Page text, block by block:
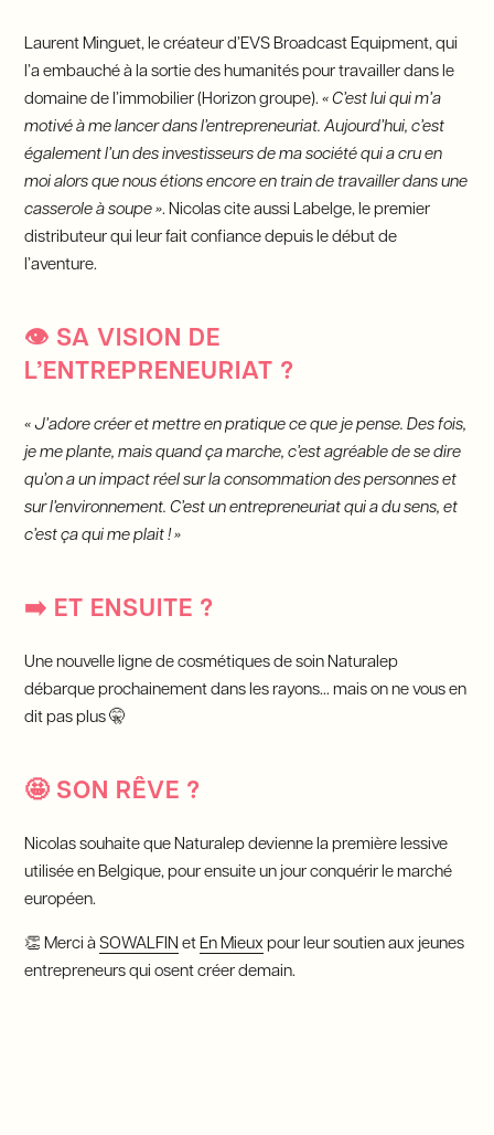
Laurent Minguet, le créateur d’EVS Broadcast Equipment, qui
l’a embauché à la sortie des humanités pour travailler dans le
domaine de l’immobilier (Horizon groupe).« C’est lui qui m’a
motivé à me lancer dans l’entrepreneuriat. Aujourd’hui, c’est
également l’un des investisseurs de ma société qui a cru en
moi alors que nous étions encore en train de travailler dans une
casserole à soupe ». Nicolas cite aussi Labelge, le premier
distributeur qui leur fait confiance depuis le début de
l’aventure.
👁 SA VISION DE
L’ENTREPRENEURIAT ?
« J’adore créer et mettre en pratique ce que je pense. Des fois,
je me plante, mais quand ça marche, c’est agréable de se dire
qu’on a un impact réel sur la consommation des personnes et
sur l’environnement. C’est un entrepreneuriat qui a du sens, et
c’est ça qui me plait ! »
➡️ ET ENSUITE ?
Une nouvelle ligne de cosmétiques de soin Naturalep
débarque prochainement dans les rayons… mais on ne vous en
dit pas plus 🤫
🤩 SON RÊVE ?
Nicolas souhaite que Naturalep devienne la première lessive
utilisée en Belgique, pour ensuite un jour conquérir le marché
européen.
👏 Merci àSOWALFIN etEn Mieux pour leur soutien aux jeunes
entrepreneurs qui osent créer demain.